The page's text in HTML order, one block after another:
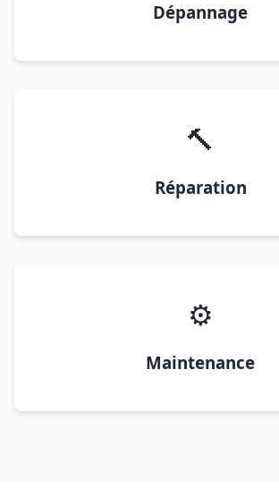
Dépannage
🔨
Réparation
⚙️
Maintenance